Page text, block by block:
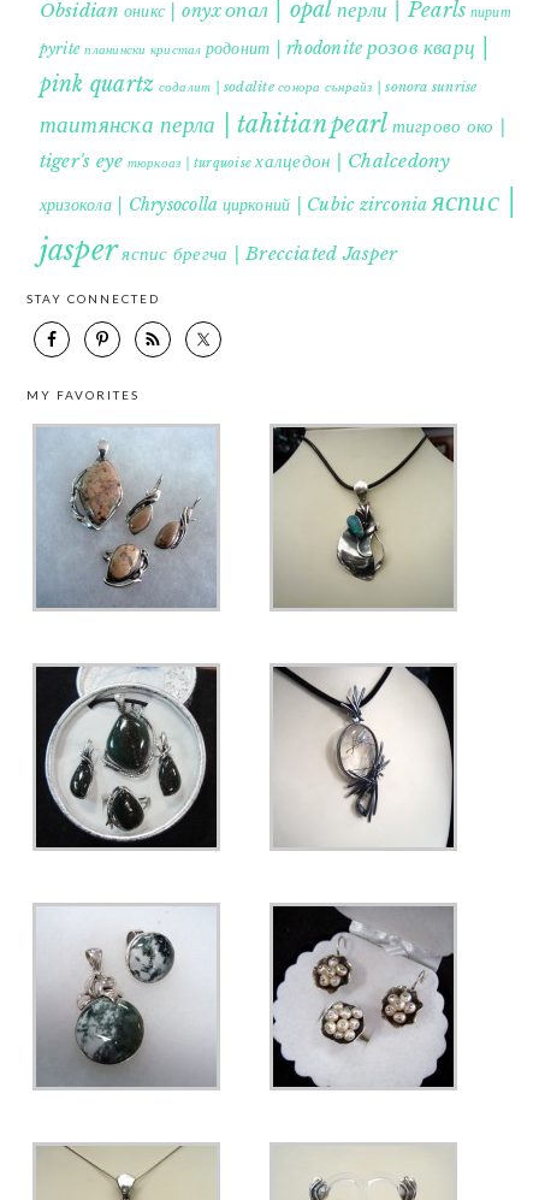
Obsidian оникс | onyxопал | opal перли | Pearls пирит |
pyrite планински кристал родонит | rhodonite розов кварц |
pink quartz содалит | sodalite сонора сънрайз | sonora sunrise
таитянска перла | tahitian pearl тигрово око |
tiger's eye тюркоаз | turquoise халцедон | Chalcedony
хризокола | Chrysocolla цирконий | Cubic zirconia яспис |
jasperяспис брегча | Brecciated Jasper
STAY CONNECTED
MY FAVORITES